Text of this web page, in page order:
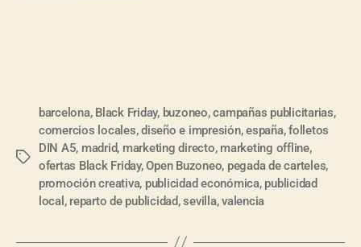
barcelona, Black Friday, buzoneo,campañas publicitarias,
comercios locales,diseño e impresión,españa,folletos
DIN A5, madrid, marketing directo, marketing offline,
ofertas Black Friday,Open Buzoneo, pegada de carteles,
promoción creativa, publicidad económica, publicidad
local , reparto de publicidad,sevilla,valencia